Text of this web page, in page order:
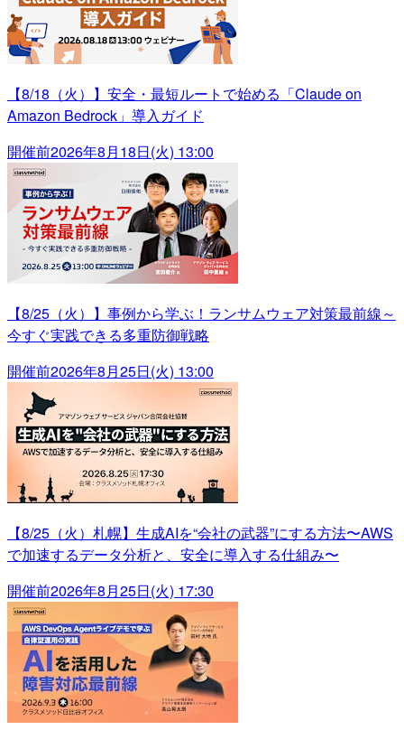
【8/18（火）】安全・最短ルートで始める「Claude on
Amazon Bedrock」導入ガイド
開催前2026年8月18日(火) 13:00
【8/25（火）】事例から学ぶ！ランサムウェア対策最前線～
今すぐ実践できる多重防御戦略
開催前2026年8月25日(火) 13:00
【8/25（火）札幌】生成AIを“会社の武器”にする方法〜AWS
で加速するデータ分析と、安全に導入する仕組み〜
開催前2026年8月25日(火) 17:30